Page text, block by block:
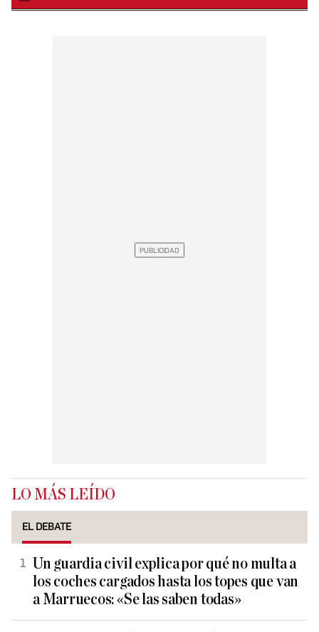
LO MÁS LEÍDO
EL DEBATE
Un guardia civil explica por qué no multa a
los coches cargados hasta los topes que van
a Marruecos: «Se las saben todas»